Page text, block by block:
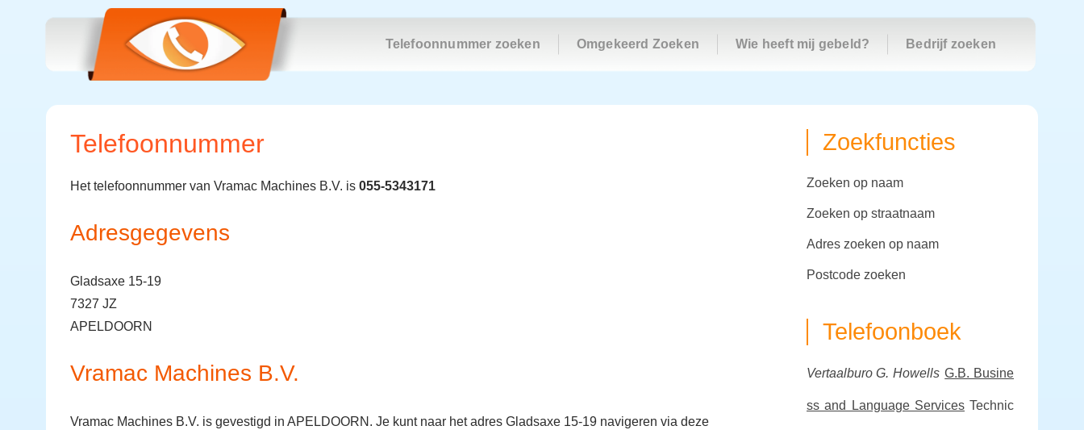
Telefoonnummer zoeken Omgekeerd Zoeken Wie heeft mij gebeld? Bedrijf zoeken
Telefoonnummer
Het telefoonnummer van Vramac Machines B.V. is 055-5343171
Adresgegevens
Gladsaxe 15-19
7327 JZ
APELDOORN
Vramac Machines B.V.
Vramac Machines B.V. is gevestigd in APELDOORN. Je kunt naar het adres Gladsaxe 15-19 navigeren via deze
Zoekfuncties
zoeken op naam
zoeken op straatnaam
adres zoeken op naam
postcode zoeken
Telefoonboek
Vertaalburo G. Howells G.B. Busine
ss and Language Services Technic